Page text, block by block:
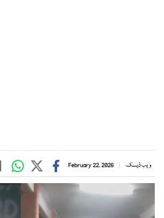
ویب ڈیسک February 22, 2026